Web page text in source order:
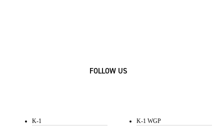
FOLLOW US
K-1 K-1 WGP